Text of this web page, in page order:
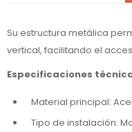
Su estructura metálica
vertical, facilitando el
Especificaciones
Material principal:
Tipo de instalación: